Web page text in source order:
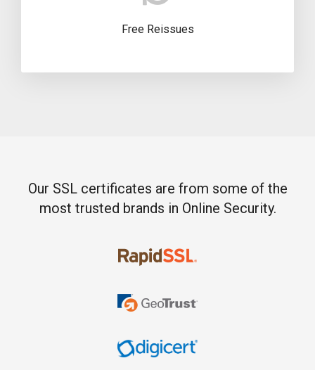
Free Reissues
Our SSL certificates are from some of the
most trusted brands in Online Security.